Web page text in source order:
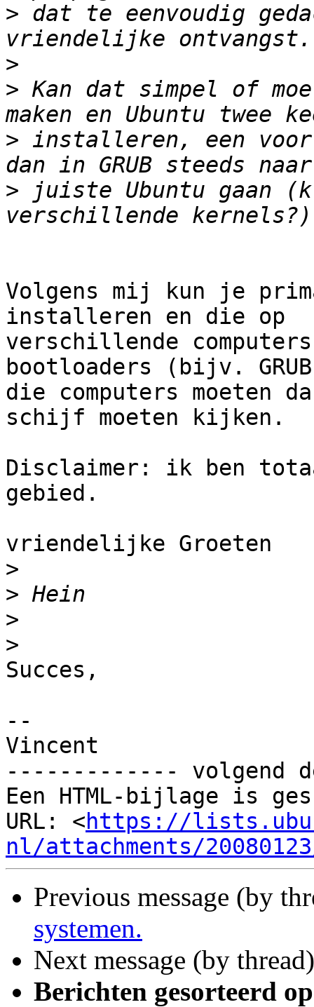
> dat te eenvoudig
>
> Kan dat simpel of
> installeren, een
> juiste Ubuntu gaan
Volgens mij kun je
installeren en die op
verschillende
bootloaders (bijv.
die computers moeten
schijf moeten kijken.
Disclaimer: ik ben
gebied.
vriendelijke Groeten
>
>
>
>
Succes,
--
Vincent
------------- volgend
Een HTML-bijlage is
URL: <https://
nl/attachments/
Previous message (by
systemen.
Next message (by
Berichten gesorteerd